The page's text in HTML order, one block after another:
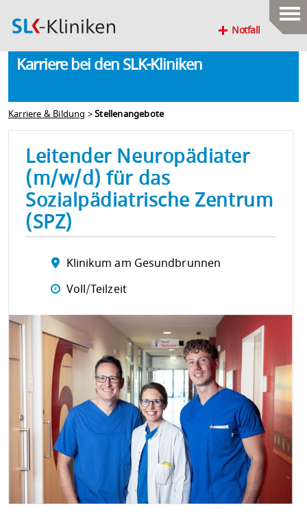
Notfall
Karriere bei den SLK-Kliniken
Karriere & Bildung >Stellenangebote
Leitender Neuropädiater
(m/w/d) für das
Sozialpädiatrische Zentrum
(SPZ)
Klinikum am Gesundbrunnen
Voll/Teilzeit